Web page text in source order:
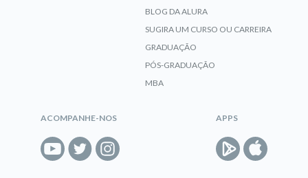
BLOG DA ALURA
SUGIRA UM CURSO OU CARREIRA
GRADUAÇÃO
PÓS-GRADUAÇÃO
MBA
ACOMPANHE-NOS APPS